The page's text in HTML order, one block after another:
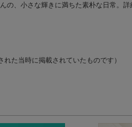
、小さな輝きに満ちた素朴な日常。
た当時に掲載されていたものです）